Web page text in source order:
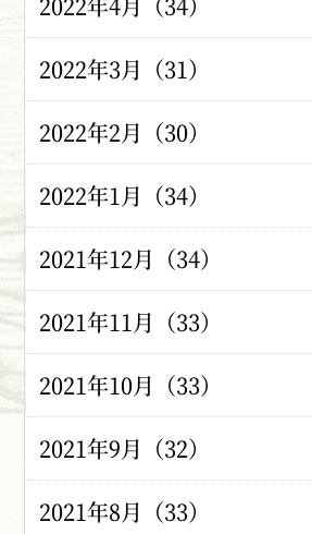
2022年3月（31）
2022年2月（30）
2022年1月（34）
2021年12月（34）
2021年11月（33）
2021年10月（33）
2021年9月（32）
2021年8月（33）